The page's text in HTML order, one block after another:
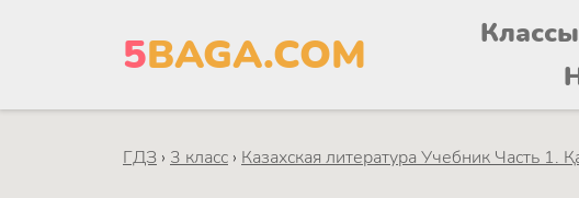
5BAGA.COM Классы
ГДЗ › 3 класс › Казахская литература Учебник Часть 1.